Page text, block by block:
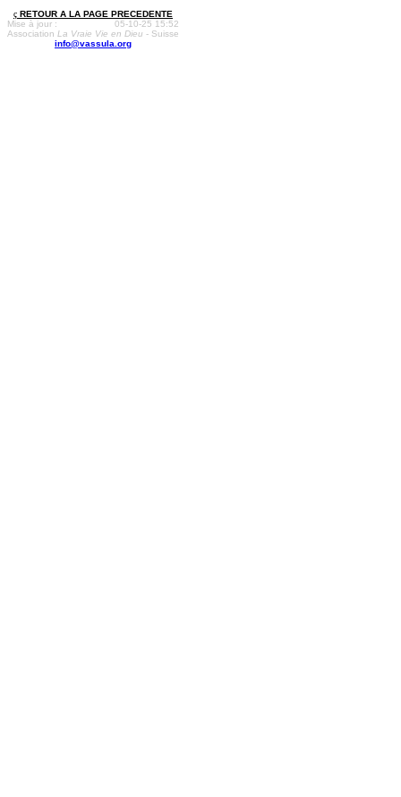
ç RETOUR A LA PAGE PRECEDENTE
Mise à jour :
05-10-25 15:52
Association La Vraie Vie en Dieu - Suisse
info@vassula.org